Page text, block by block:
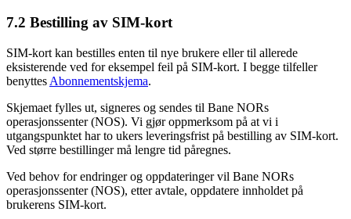
7.2 Bestilling av SIM-kort
SIM-kort kan bestilles enten til nye brukere eller til allerede
eksisterende ved for eksempel feil på SIM-kort. I begge tilfeller
benyttes Abonnementskjema.
Skjemaet fylles ut, signeres og sendes til Bane NORs
operasjonssenter (NOS). Vi gjør oppmerksom på at vi i
utgangspunktet har to ukers leveringsfrist på bestilling av SIM-kort.
Ved større bestillinger må lengre tid påregnes.
Ved behov for endringer og oppdateringer vil Bane NORs
operasjonssenter (NOS), etter avtale, oppdatere innholdet på
brukerens SIM-kort.